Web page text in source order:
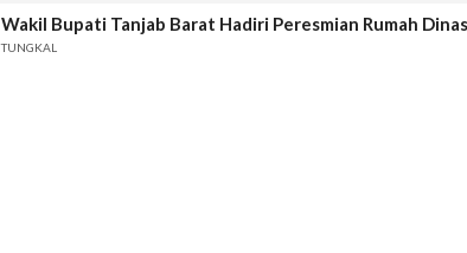
Wakil Bupati Tanjab Barat Hadiri Peresmian Rumah
TUNGKAL